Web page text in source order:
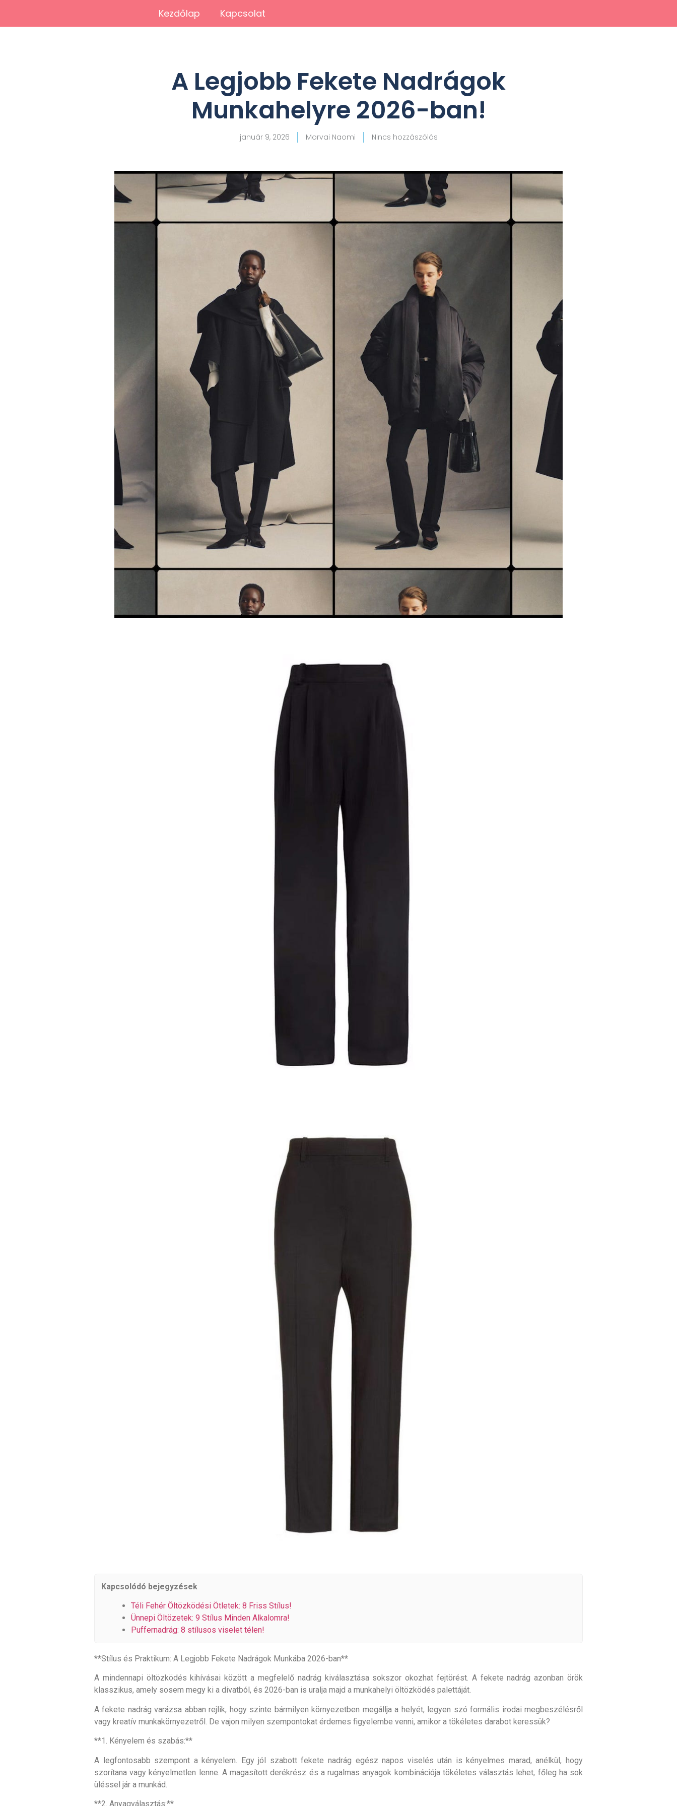
Kezdőlap Kapcsolat
A Legjobb Fekete Nadrágok
Munkahelyre 2026-ban!
január 9, 2026 Morvai Naomi Nincs hozzászólás
Kapcsolódó bejegyzések
Téli Fehér Öltözködési Ötletek: 8 Friss Stílus!
Ünnepi Öltözetek: 9 Stílus Minden Alkalomra!
Puffernadrág: 8 stílusos viselet télen!
**Stílus és Praktikum: A Legjobb Fekete Nadrágok Munkába 2026-ban**
A mindennapi öltözködés kihívásai között a megfelelő nadrág kiválasztása sokszor okozhat fejtörést. A fekete nadrág azonban örök
klasszikus, amely sosem megy ki a divatból, és 2026-ban is uralja majd a munkahelyi öltözködés palettáját.
A fekete nadrág varázsa abban rejlik, hogy szinte bármilyen környezetben megállja a helyét, legyen szó formális irodai megbeszélésről
vagy kreatív munkakörnyezetről. De vajon milyen szempontokat érdemes figyelembe venni, amikor a tökéletes darabot keressük?
**1. Kényelem és szabás:**
A legfontosabb szempont a kényelem. Egy jól szabott fekete nadrág egész napos viselés után is kényelmes marad, anélkül, hogy
szorítana vagy kényelmetlen lenne. A magasított derékrész és a rugalmas anyagok kombinációja tökéletes választás lehet, főleg ha sok
üléssel jár a munkád.
**2. Anyagválasztás:**